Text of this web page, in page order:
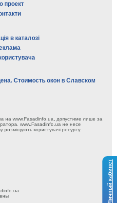
Личный кабинет
проект
в каталозі
Стоимость окон в Славском
на www.Fasadinfo.ua, допустиме лише за
www.Fasadinfo.ua не несе
розміщують користувачі ресурсу.